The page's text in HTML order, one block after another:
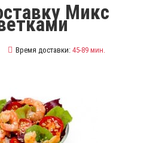
Микс
Время доставки: 45-89 мин.